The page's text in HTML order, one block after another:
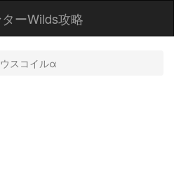
ーWilds攻略
スコイルα